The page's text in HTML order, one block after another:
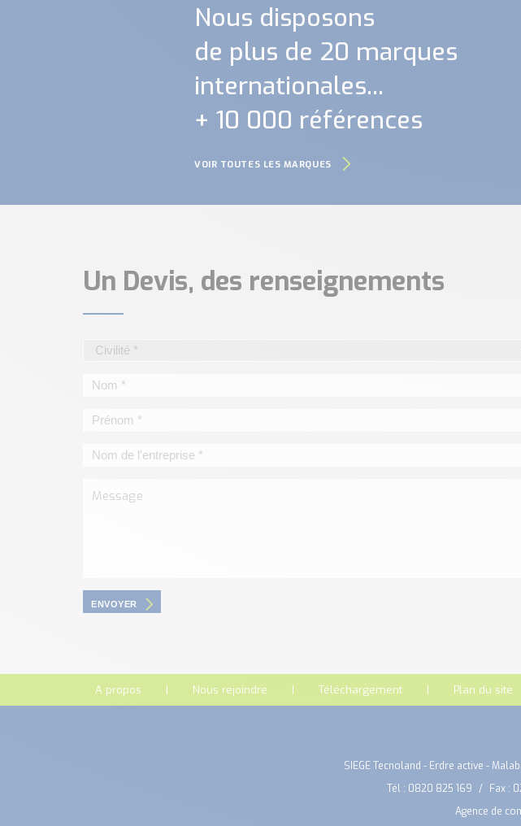
Nous disposons
de plus de 20 marques
internationales...
+ 10 000 références
VOIR TOUTES LES MARQUES
Un Devis, des renseignements
ENVOYER
A propos Nous rejoindre Téléchargement Plan du site
SIEGE Tecnoland - Erdre active -
Tél : 0820 825 169 Fax :
Agence de